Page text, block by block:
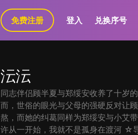
免费注册 登入 兑换序号
沄沄
同志伴侣顾半夏与郑绥安收养了十岁
而，世俗的眼光与父母的强硬反对让
熬，而她的纠葛同样为郑绥安与小艾
许从一开始，我就不是孤身在渡河 ☆